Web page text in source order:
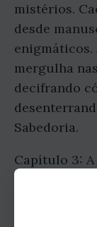
mistérios.
desde
enigmáticos.
mergulha
decifrando
Sabedoria.
Capítulo 3:
Conforme a
descobre